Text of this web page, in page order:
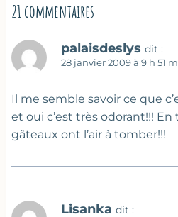
21 commentaires
palaisdeslys dit :
28 janvier 2009 à 9 h 51
Il me semble savoir ce que
et oui c’est très odorant!!! En
gâteaux ont l’air à tomber!!!
Lisanka dit :